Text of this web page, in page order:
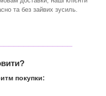
та без зайвих зусиль.
покупки: